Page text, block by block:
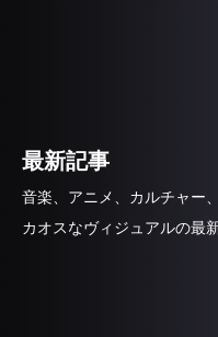
最新記事
音楽、アニメ、カルチャー
カオスなヴィジュアルの最